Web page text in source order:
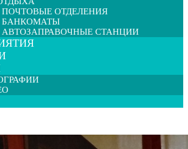
ПОЧТОВЫЕ ОТДЕЛЕНИЯ
БАНКОМАТЫ
АВТОЗАПРАВОЧНЫЕ СТАНЦИИ